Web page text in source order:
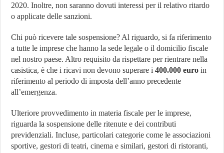
2020. Inoltre, non saranno dovuti interessi per il relativo ritardo
o applicate delle sanzioni.
Chi può ricevere tale sospensione? Al riguardo, si fa riferimento
a tutte le imprese che hanno la sede legale o il domicilio fiscale
nel nostro paese. Altro requisito da rispettare per rientrare nella
casistica, è che i ricavi non devono superare i400.000 euro in
riferimento al periodo di imposta dell’anno precedente
all’emergenza.
Ulteriore provvedimento in materia fiscale per le imprese,
riguarda la sospensione delle ritenute e dei contributi
previdenziali. Incluse, particolari categorie come le associazioni
sportive, gestori di teatri, cinema e similari, gestori di ristoranti,